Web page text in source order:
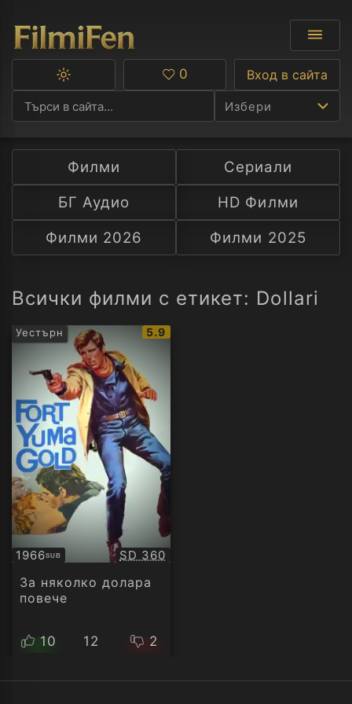
Избери
Ф
С
А
Превключване
тъмна
тема
Любими
0 Вход в сайта
Филми
Сериали
БГ Аудио
HD Филми
Филми 2026
Филми 2025
Всички филми с етикет: Dollari
Уестърн
IMDb
5.9
1966SUB
Субтитри Качество:
SD 360
За няколко долара
повече
10 12 2